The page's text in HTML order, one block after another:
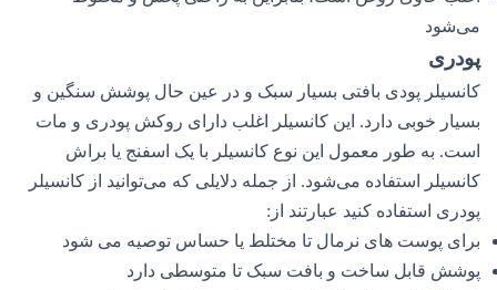
می‌شود
پودری
کانسیلر پودی بافتی بسیار سبک و در عین حال پوشش سنگین و
بسیار خوبی دارد. این کانسیلر اغلب دارای روکش پودری و مات
است. به طور معمول این نوع کانسیلر با یک اسفنج یا براش
کانسیلر استفاده می‌شود. از جمله دلایلی که می‌توانید از کانسیلر
پودری استفاده کنید عبارتند از:
برای پوست های نرمال تا مختلط یا حساس توصیه می شود
پوشش قابل ساخت و بافت سبک تا متوسطی دارد